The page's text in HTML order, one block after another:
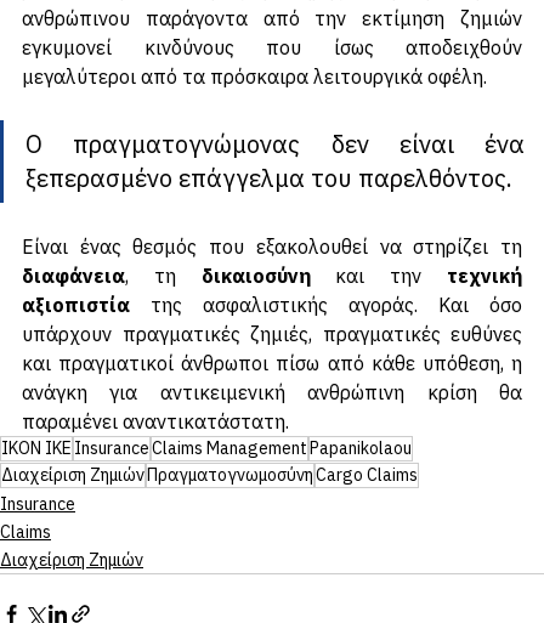
ρόλο στο μέλλον. Όμως η πλήρης απομάκρυνση του
ανθρώπινου παράγοντα από την εκτίμηση ζημιών
εγκυμονεί κινδύνους που ίσως αποδειχθούν
Ο πραγματογνώμονας δεν είναι ένα
διαφάνεια, τη δικαιοσύνη και την τεχνική
αξιοπιστία της ασφαλιστικής αγοράς. Και όσο
υπάρχουν πραγματικές ζημιές, πραγματικές ευθύνες
και πραγματικοί άνθρωποι πίσω από κάθε υπόθεση, η
ανάγκη για αντικειμενική ανθρώπινη κρίση θα
παραμένει αναντικατάστατη.
IKON IKEInsuranceClaims ManagementPapanikolaou
Διαχείριση Ζημιών
Insurance
Claims